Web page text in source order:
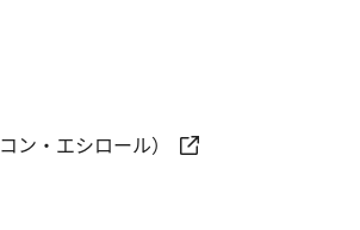
ン・エシロール）